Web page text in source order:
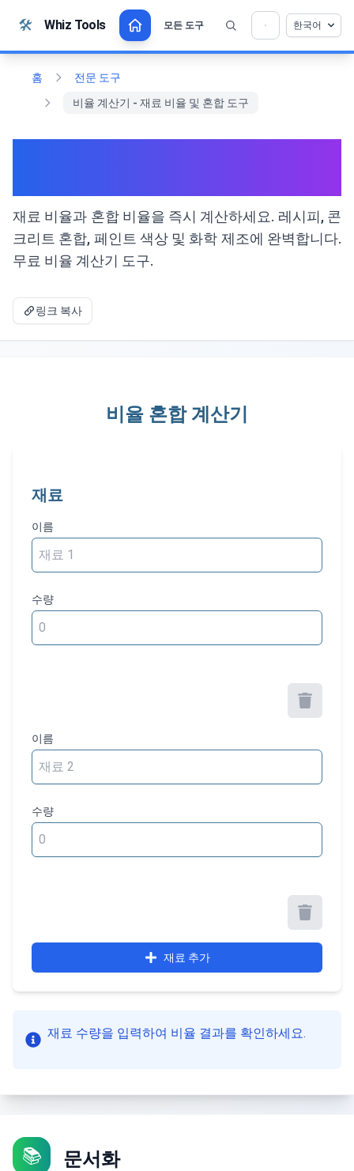
🛠️ Whiz Tools 모든 도구 한국어
홈
전문 도구
비율 계산기 - 재료 비율 및 혼합 도구
재료 비율과 혼합 비율을 즉시 계산하세요. 레시피, 콘
크리트 혼합, 페인트 색상 및 화학 제조에 완벽합니다.
무료 비율 계산기 도구.
링크 복사
비율 혼합 계산기
재료
이름
수량
이름
수량
재료 추가
재료 수량을 입력하여 비율 결과를 확인하세요.
📚 문서화
💡 이 도구를 좋아하십니까? 더 나아지도록 도와
주세요!
×
열기를 클릭 →